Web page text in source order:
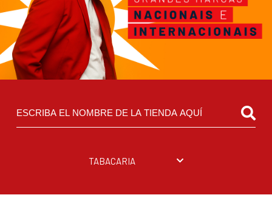
TABACARIA